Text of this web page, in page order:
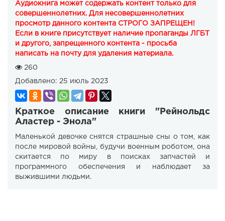
Аудиокнига может содержать контент только для
совершеннолетних. Для несовершеннолетних
просмотр данного контента СТРОГО ЗАПРЕЩЕН!
Если в книге присутствует наличие пропаганды ЛГБТ
и другого, запрещенного контента - просьба
написать на почту для удаления материала.
260
Добавлено: 25 июль 2023
Краткое описание книги "Рейнольдс
Аластер - Энола"
Маленькой девочке снятся страшные сны о том, как
после мировой войны, будучи военным роботом, она
скитается по миру в поисках запчастей и
программного обеспечения и наблюдает за
выжившими людьми.